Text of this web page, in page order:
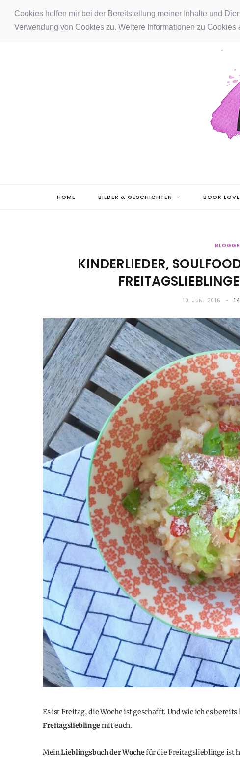
Cookies helfen mir bei der Bereitstellung meiner Inhalte und
Verwendung von Cookies zu. Weitere Informationen zu Cookies
a n
P
i
HOME BILDER & GESCHICHTEN BOOK LOVE
KINDERLIEDER,
10. JUNI 2016
Es ist Freitag, die Woche ist geschafft. Und wie ich es
Freitagslieblingemit euch.
MeinLieblingsbuch der Wochefür die Freitagslieblinge ist